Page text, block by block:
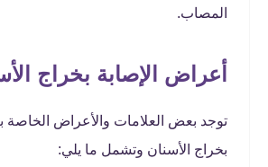
المصاب.
أعراض الإصابة بخراج
توجد بعض العلامات والأعراض الخاصة
بخراج الأسنان وتشمل ما يلي: